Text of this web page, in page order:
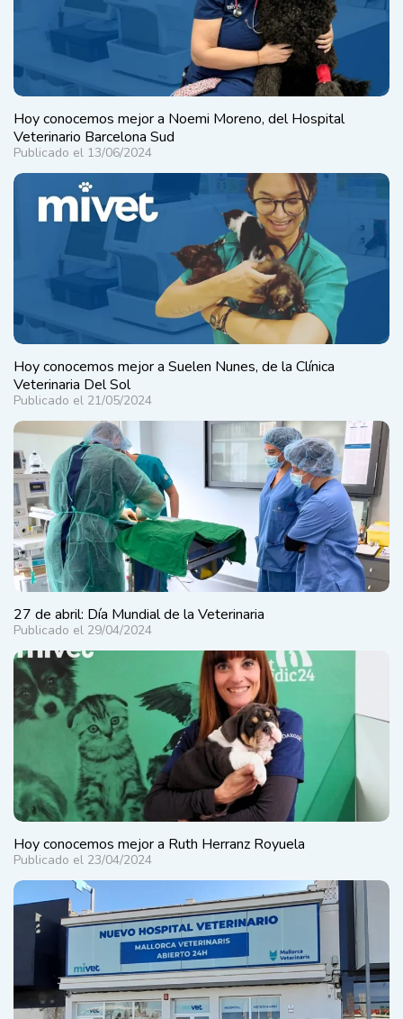
Hoy conocemos mejor a Noemi Moreno, del Hospital
Veterinario Barcelona Sud
Publicado el 13/06/2024
Hoy conocemos mejor a Suelen Nunes, de la Clínica
Veterinaria Del Sol
Publicado el 21/05/2024
27 de abril: Día Mundial de la Veterinaria
Publicado el 29/04/2024
Hoy conocemos mejor a Ruth Herranz Royuela
Publicado el 23/04/2024